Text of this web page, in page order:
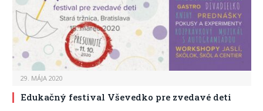
29. MÁJA 2020
Edukačný festival Vševedko pre zvedavé deti